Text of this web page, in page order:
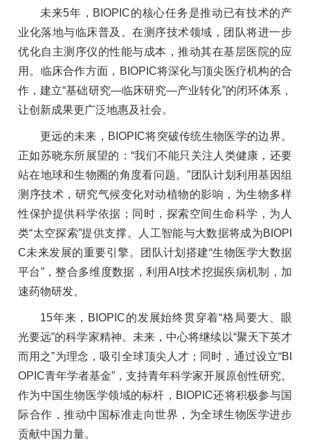
未来5年，BIOPIC的核心任务是推动已有技术的产
业化落地与临床普及。在测序技术领域，团队将进一步
优化自主测序仪的性能与成本，推动其在基层医院的应
用。临床合作方面，BIOPIC将深化与顶尖医疗机构的合
作，建立“基础研究—临床研究—产业转化”的闭环体系，
让创新成果更广泛地惠及社会。
更远的未来，BIOPIC将突破传统生物医学的边界。
正如苏晓东所展望的：“我们不能只关注人类健康，还要
站在地球和生物圈的角度看问题。”团队计划利用基因组
测序技术，研究气候变化对动植物的影响，为生物多样
性保护提供科学依据；同时，探索空间生命科学，为人
类“太空探索”提供支撑。人工智能与大数据将成为BIOPI
C未来发展的重要引擎。团队计划搭建“生物医学大数据
平台”，整合多维度数据，利用AI技术挖掘疾病机制，加
速药物研发。
15年来，BIOPIC的发展始终贯穿着“格局要大、眼
光要远”的科学家精神。未来，中心将继续以“聚天下英才
而用之”为理念，吸引全球顶尖人才；同时，通过设立“BI
OPIC青年学者基金”，支持青年科学家开展原创性研究。
作为中国生物医学领域的标杆，BIOPIC还将积极参与国
际合作，推动中国标准走向世界，为全球生物医学进步
贡献中国力量。